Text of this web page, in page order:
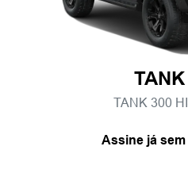
TANK 300
Assine já